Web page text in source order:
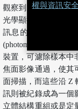
觀察到厚片樣本組織
光學顯微鏡由樣本組
訊息的偵測，而使
(photomultiplier tube)
裝置，可濾除樣本中
焦面影像通過，使其
面掃描，而這些沿 Z
訊則被紀錄成為一個
立體結構重組或是定
權與資訊安